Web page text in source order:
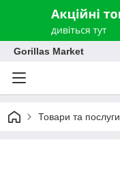
Gorillas Market
Товари та послуги